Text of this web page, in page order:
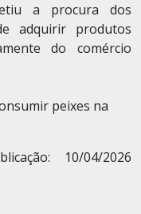
a procura dos
adquirir produtos
do comércio
peixes na
10/04/2026